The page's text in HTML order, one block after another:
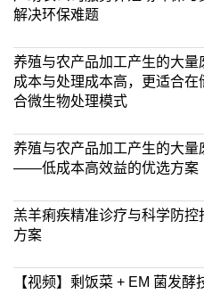
解决环保难题
养殖与农产品加工产生的大
成本与处理成本高，更适合
合微生物处理模式
养殖与农产品加工产生的大
——低成本高效益的优选方案
羔羊痢疾精准诊疗与科学防
方案
【视频】剩饭菜 + EM 菌发